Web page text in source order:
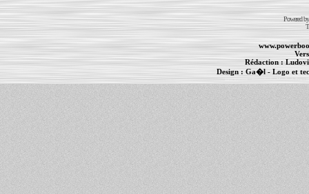
Powered
Rédaction :
Design : Ga�l- Logo et